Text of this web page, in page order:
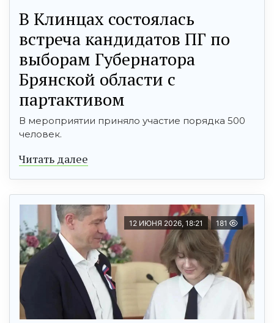
В Клинцах состоялась
встреча кандидатов ПГ по
выборам Губернатора
Брянской области с
партактивом
В мероприятии приняло участие порядка 500
человек.
Читать далее
12 ИЮНЯ 2026, 18:21 181